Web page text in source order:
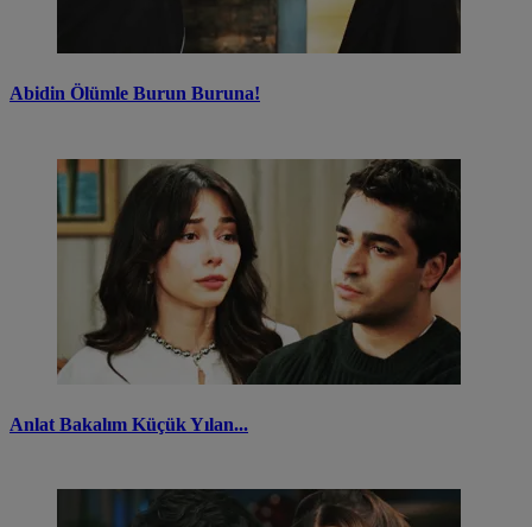
Abidin Ölümle Burun Buruna!
Anlat Bakalım Küçük Yılan...